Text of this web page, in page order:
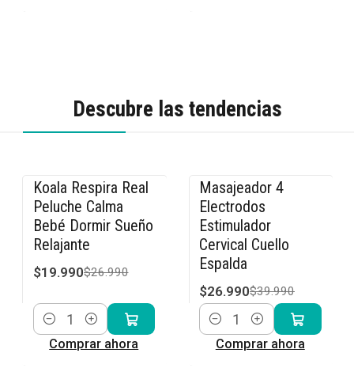
Descubre las tendencias
-26% OFF
Koala Respira Real
Peluche Calma
Bebé Dormir Sueño
Relajante
$19.990$26.990
Cantidad
Comprar ahora
-33% OFF
Masajeador 4
Electrodos
Estimulador
Cervical Cuello
Espalda
$26.990$39.990
Cantidad
Comprar ahora